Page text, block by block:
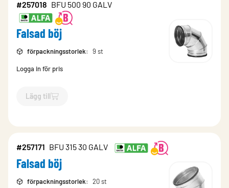
#257018 BFU 500 90 GALV
Falsad böj
förpackningsstorlek: 9 st
Logga in för pris
Lägg till
`$Lägg till
#257171 BFU 315 30 GALV
Falsad böj
förpackningsstorlek: 20 st